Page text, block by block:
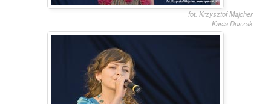
fot. Krzysztof Majcher
Kasia Duszak